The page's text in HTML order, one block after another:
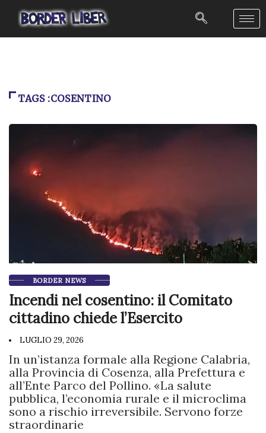
TAGS :COSENTINO
BORDER NEWS
Incendi nel cosentino: il Comitato
cittadino chiede l’Esercito
LUGLIO 29, 2026
In un’istanza formale alla Regione Calabria,
alla Provincia di Cosenza, alla Prefettura e
all’Ente Parco del Pollino. «La salute
pubblica, l’economia rurale e il microclima
sono a rischio irreversibile. Servono forze
straordinarie